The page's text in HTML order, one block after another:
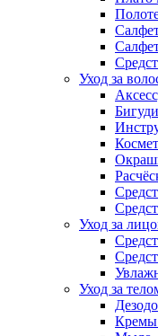
Уход за
Бигуди
Уход за
Уход за
Кремы